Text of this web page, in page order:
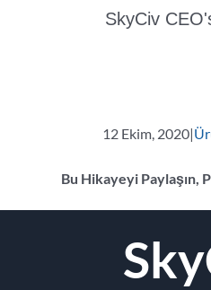
SkyCiv
12 Ekim, 2020|
Bu Hikayeyi Paylaşın,